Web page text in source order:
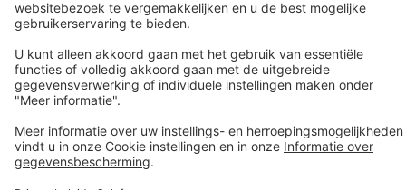
Bestellen in onze webshop
Community